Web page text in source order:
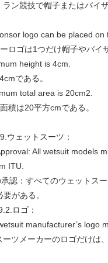
ラン競技で帽子またはバイ
logo can be placed on
ロゴは1つだけ帽子やバイ
height is 4cm.
である。
total area is 20cm2.
積は20平方cmである。
ウェットスーツ：
All wetsuit models
ITU.
認：すべてのウェットス
がある。
ロゴ：
manufacturer’s logo
ーツメーカーのロゴだけは